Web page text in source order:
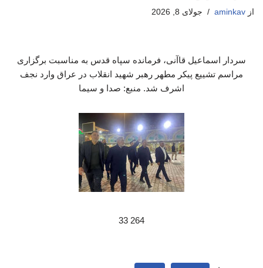
از aminkav جولای 8, 2026
سردار اسماعیل قاآنی، فرمانده سپاه قدس به مناسبت برگزاری
مراسم تشییع پیکر مطهر رهبر شهید انقلاب در عراق وارد نجف
اشرف شد. منبع: صدا و سیما
264 33